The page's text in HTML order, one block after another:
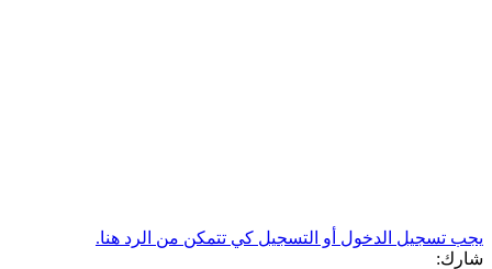
يجب تسجيل الدخول أو التسجيل كي تتمكن من الرد هنا.
شارك: